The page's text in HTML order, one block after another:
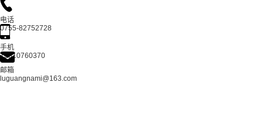
电话
0755-82752728
手机
13510760370
邮箱
luguangnami@163.com